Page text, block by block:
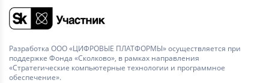
Разработка ООО «ЦИФРОВЫЕ ПЛАТФОРМЫ» осуществляется при
поддержке Фонда «Сколково», в рамках направления
«Стратегические компьютерные технологии и программное
обеспечение».